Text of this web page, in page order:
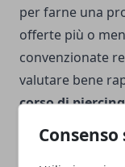
per farne una
offerte più o
convenzionate
valutare bene
corso di piercing
necessità.